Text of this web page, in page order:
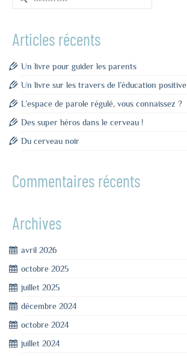
Articles récents
Un livre pour guider les parents
Un livre sur les travers de l’éducation positive
L’espace de parole régulé, vous connaissez ?
Des super héros dans le cerveau !
Du cerveau noir
Commentaires récents
Archives
avril 2026
octobre 2025
juillet 2025
décembre 2024
octobre 2024
juillet 2024